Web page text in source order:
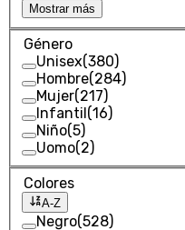
Mostrar más
Género
Unisex(380)
Hombre(284)
Mujer(217)
Infantil(16)
Niño(5)
Uomo(2)
Colores
A-Z
Negro(528)